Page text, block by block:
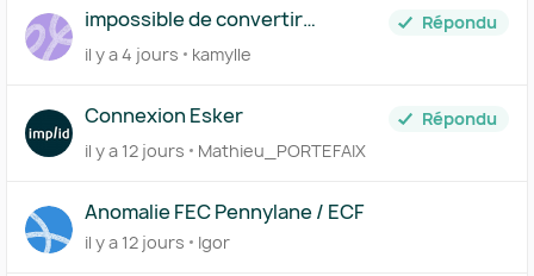
impossible de convertir
écritures en factures lors import
FEC
Répondu
il y a 4 jours
kamylle
Connexion Esker
Répondu
il y a 12 jours
Mathieu_PORTEFAIX
Anomalie FEC Pennylane / ECF
il y a 12 jours Igor